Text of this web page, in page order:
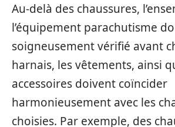
Au-delà des chaussures,
l’équipement parachutisme
soigneusement vérifié avant
harnais, les vêtements, ainsi
accessoires doivent coïncider
harmonieusement avec les
choisies. Par exemple, des